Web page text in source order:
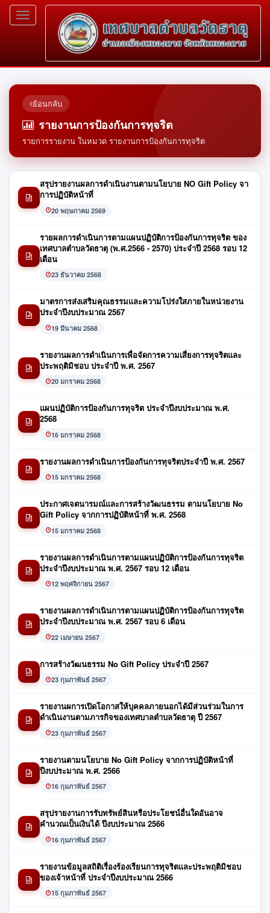
Toggle
navigation
ย้อนกลับ
รายงานการป้องกันการทุจริต
รายการรายงาน ในหมวด รายงานการป้องกันการทุจริต
สรุปรายงานผลการดำเนินงานตามนโยบาย NO Gift Policy จา
การปฏิบัติหน้าที่
20 พฤษภาคม 2569
รายผลการดำเนินการตามแผนปฏิบัติการป้องกันการทุจริต ของ
เทศบาลตำบลวัดธาตุ (พ.ศ.2566 - 2570) ประจำปี 2568 รอบ 12
เดือน
23 ธันวาคม 2568
มาตรการส่งเสริมคุณธรรมและความโปร่งใสภายในหน่วยงาน
ประจำปีงบประมาณ 2567
19 มีนาคม 2568
รายงานผลการดำเนินการเพื่อจัดการความเสี่ยงการทุจริตและ
ประพฤติมิชอบ ประจำปี พ.ศ. 2567
20 มกราคม 2568
แผนปฏิบัติการป้องกันการทุจริต ประจำปีงบประมาณ พ.ศ.
2568
16 มกราคม 2568
รายงานผลการดำเนินการป้องกันการทุจริตประจำปี พ.ศ. 2567
15 มกราคม 2568
ประกาศเจตนารมณ์และการสร้างวัฒนธรรม ตามนโยบาย No
Gift Policy จากการปฏิบัติหน้าที่ พ.ศ. 2568
15 มกราคม 2568
รายงานผลการดำเนินการตามแผนปฏิบัติการป้องกันการทุจริต
ประจำปีงบประมาณ พ.ศ. 2567 รอบ 12 เดือน
12 พฤศจิกายน 2567
รายงานผลการดำเนินการตามแผนปฏิบัติการป้องกันการทุจริต
ประจำปีงบประมาณ พ.ศ. 2567 รอบ 6 เดือน
22 เมษายน 2567
การสร้างวัฒนธรรม No Gift Policy ประจำปี 2567
23 กุมภาพันธ์ 2567
รายงานผการเปิดโอกาสให้บุคคลภายนอกได้มีส่วนร่วมในการ
ดำเนินงานตามภารกิจของเทศบาลตำบลวัดธาตุ ปี 2567
23 กุมภาพันธ์ 2567
รายงานตามนโยบาย No Gift Policy จากการปฏิบัติหน้าที่
ปีงบประมาณ พ.ศ. 2566
16 กุมภาพันธ์ 2567
สรุปรายงานการรับทรัพย์สินหรือประโยชน์อื่นใดอันอาจ
คำนวณเป็นเงินได้ ปีงบประมาณ 2566
16 กุมภาพันธ์ 2567
รายงานข้อมูลสถิติเรื่องร้องเรียนการทุจริตและประพฤติมิชอบ
ของเจ้าหน้าที่ ประจำปีงบประมาณ 2566
15 กุมภาพันธ์ 2567